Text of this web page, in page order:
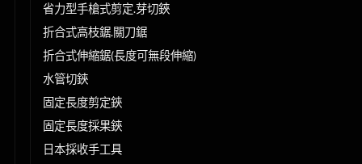
省力型手槍式剪定.芽切鋏
折合式高枝鋸.關刀鋸
折合式伸縮鋸(長度可無段伸縮)
水管切鋏
固定長度剪定鋏
固定長度採果鋏
日本採收手工具